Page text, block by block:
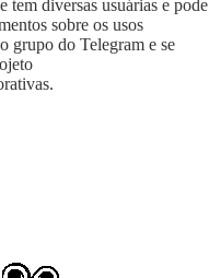
tem diversas usuárias e pode
sobre os usos
grupo do Telegram e se
.